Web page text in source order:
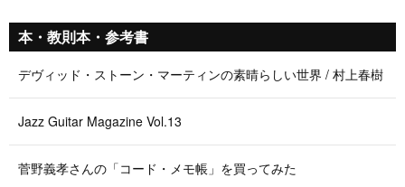
本・教則本・参考書
デヴィッド・ストーン・マーティンの素晴らしい世界 / 村上春樹
Jazz Guitar Magazine Vol.13
菅野義孝さんの「コード・メモ帳」を買ってみた